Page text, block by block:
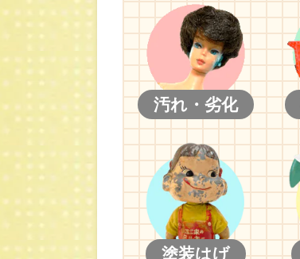
汚れ・劣化
塗装はげ